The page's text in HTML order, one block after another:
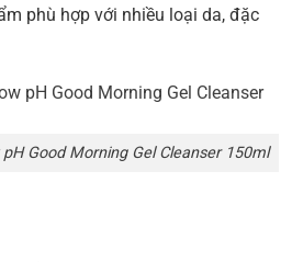
phù hợp với nhiều loại da, đặc
Good Morning Gel Cleanser 150ml